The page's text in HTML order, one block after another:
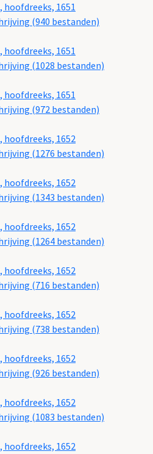
hoofdreeks, 1651
(940 bestanden)
hoofdreeks, 1651
(1028 bestanden)
hoofdreeks, 1651
(972 bestanden)
hoofdreeks, 1652
(1276 bestanden)
hoofdreeks, 1652
(1343 bestanden)
hoofdreeks, 1652
(1264 bestanden)
hoofdreeks, 1652
(716 bestanden)
hoofdreeks, 1652
(738 bestanden)
hoofdreeks, 1652
(926 bestanden)
hoofdreeks, 1652
(1083 bestanden)
hoofdreeks, 1652